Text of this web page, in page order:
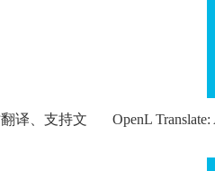
译、支持文 OpenL